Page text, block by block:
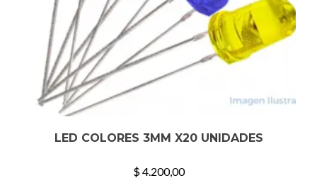
LED COLORES 3MM X20 UNIDADES
$4.200,00